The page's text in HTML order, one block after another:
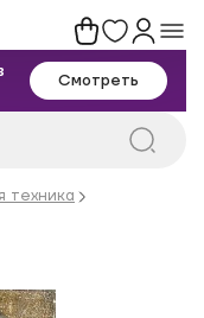
Смотреть
техника